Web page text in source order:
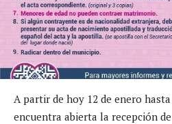
A partir de hoy 12 de enero
encuentra abierta la recepción